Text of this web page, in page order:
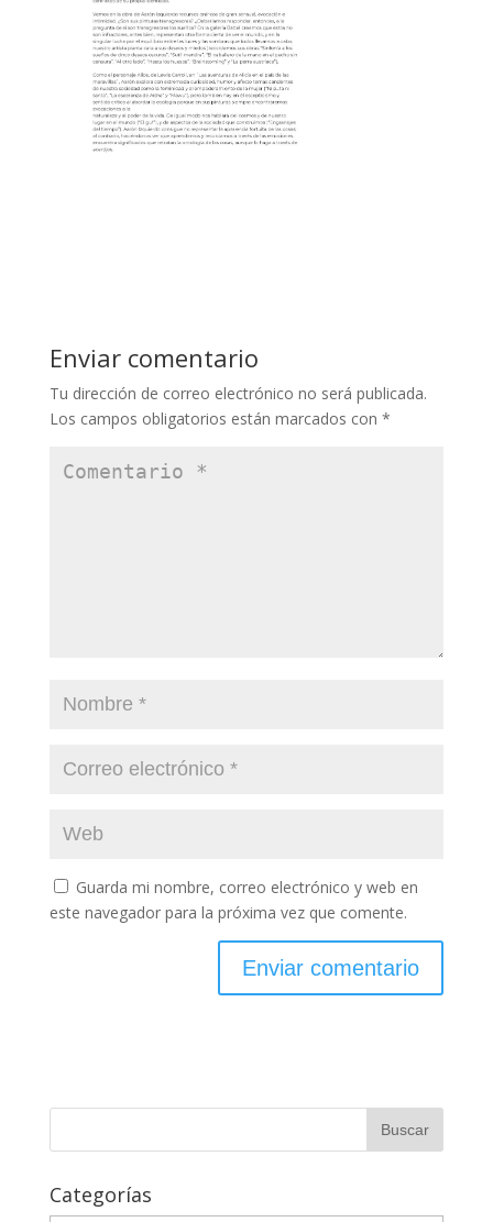
Enviar comentario
Tu dirección de correo electrónico no será publicada.
Los campos obligatorios están marcados con *
Guarda mi nombre, correo electrónico y web en
este navegador para la próxima vez que comente.
Categorías